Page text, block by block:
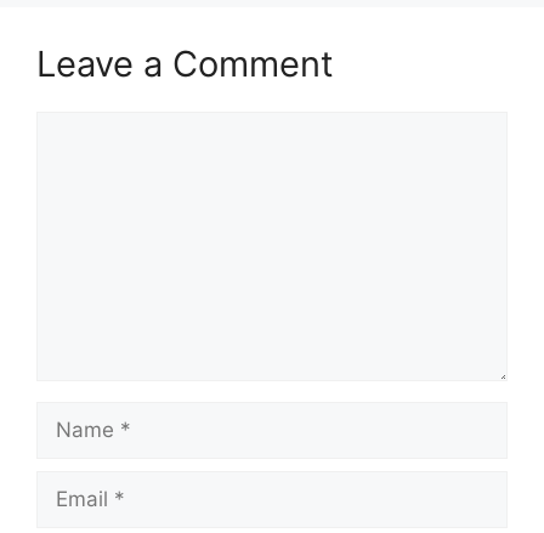
Leave a Comment